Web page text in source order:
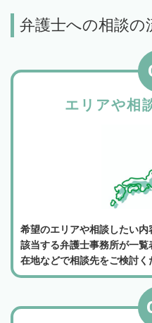
弁護士への相談の
エリアや相
希望のエリアや相談したい内
該当する弁護士事務所が一
在地などで相談先をご検討く